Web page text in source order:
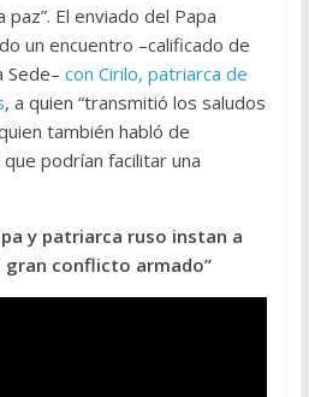
El enviado del Papa
un encuentro –calificado de
Sede– con Cirilo, patriarca de
, a quien “transmitió los saludos
también habló de
podrían facilitar una
y patriarca ruso instan a
gran conflicto armado”